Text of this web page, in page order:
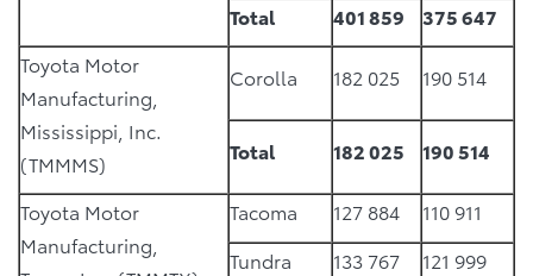
Total
401 859
375 647
Toyota Motor
Manufacturing,
Mississippi, Inc.
(TMMMS)
Corolla 182 025 190 514
Total 182 025 190 514
Toyota Motor
Manufacturing,
Tacoma 127 884
110 911
Tundra
133 767 121 999